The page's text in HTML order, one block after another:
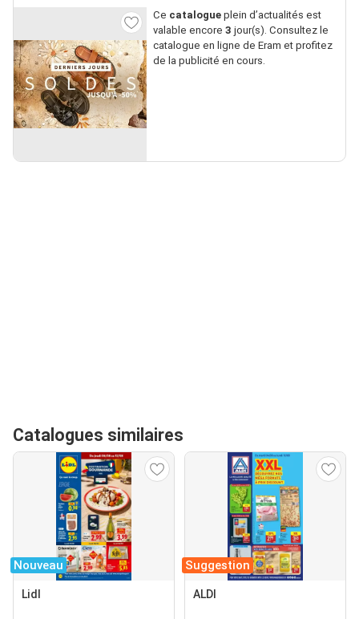
Ce catalogueplein d’actualités est
valable encore 3 jour(s). Consultez le
catalogue en ligne de Eram et profitez
de la publicité en cours.
Catalogues similaires
Nouveau
Lidl
Suggestion
ALDI